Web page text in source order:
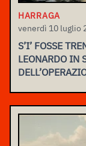
HARRAGA
venerdì 10 luglio
S’I’ FOSSE
LEONARDO IN